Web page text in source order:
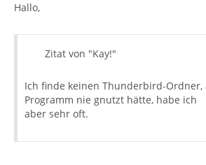
Hallo,
Zitat von "Kay!"
Ich finde keinen Thunderbird-Ordner,
Programm nie gnutzt hätte, habe ich
aber sehr oft.